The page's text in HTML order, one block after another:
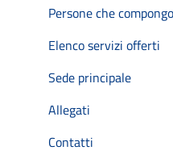
Persone che
Elenco servizi offerti
Sede principale
Allegati
Contatti